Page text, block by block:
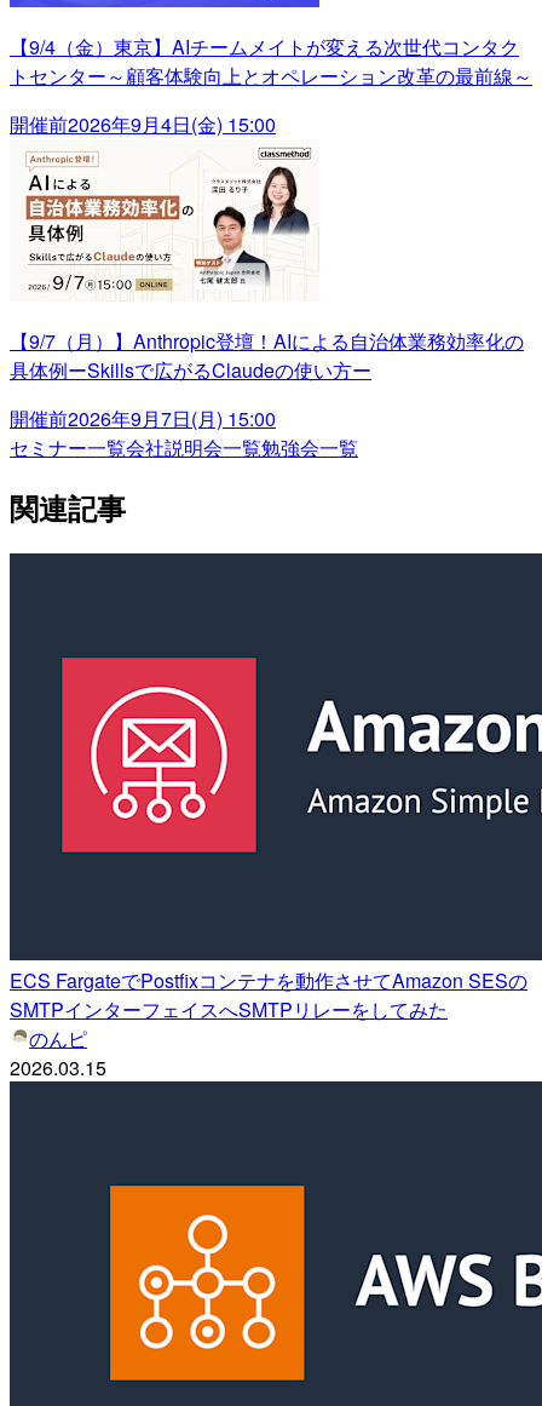
【9/4（金）東京】AIチームメイトが変える次世代コンタク
トセンター～顧客体験向上とオペレーション改革の最前線～
開催前2026年9月4日(金) 15:00
【9/7（月）】Anthropic登壇！AIによる自治体業務効率化の
具体例ーSkillsで広がるClaudeの使い方ー
開催前2026年9月7日(月) 15:00
セミナー一覧会社説明会一覧勉強会一覧
関連記事
ECS FargateでPostfixコンテナを動作させてAmazon SESの
SMTPインターフェイスへSMTPリレーをしてみた
のんピ
2026.03.15